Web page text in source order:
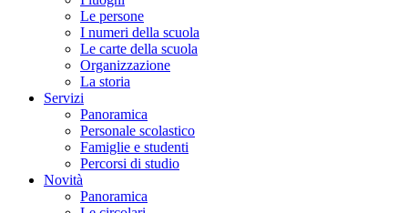
Le persone
I numeri della scuola
Le carte della scuola
Organizzazione
La storia
Servizi
Panoramica
Personale scolastico
Famiglie e studenti
Percorsi di studio
Novità
Panoramica